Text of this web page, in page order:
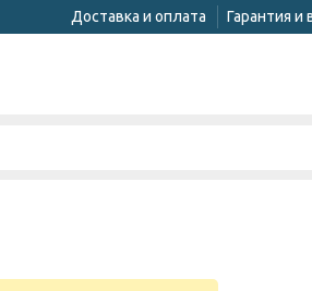
Доставка и оплата Гарантия и